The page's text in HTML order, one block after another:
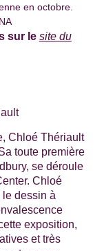
en octobre.
sur le site du
Chloé Thériault
toute première
se déroule
Chloé
dessin à
exposition,
et très